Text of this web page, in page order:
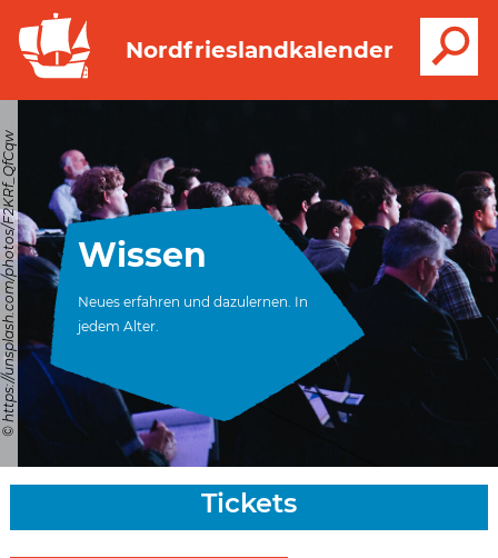
Nordfrieslandkalender
Wissen
Neues erfahren und dazulernen. In
jedem Alter.
© https://unsplash.com/photos/F2KRf_QfCqw
Tickets